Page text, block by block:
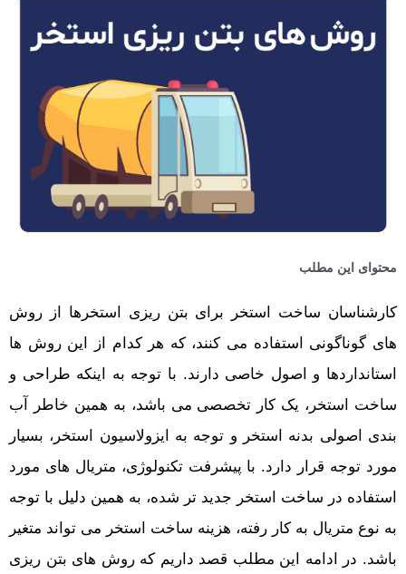
محتوای این مطلب
کارشناسان ساخت استخر برای بتن ریزی استخرها از روش
های گوناگونی استفاده می کنند، که هر کدام از این روش ها
استانداردها و اصول خاصی دارند. با توجه به اینکه طراحی و
ساخت استخر، یک کار تخصصی می باشد، به همین خاطر آب
بندی اصولی بدنه استخر و توجه به ایزولاسیون استخر، بسیار
مورد توجه قرار دارد. با پیشرفت تکنولوژی، متریال های مورد
استفاده در ساخت استخر جدید تر شده، به همین دلیل با توجه
به نوع متریال به کار رفته، هزینه ساخت استخر می تواند متغیر
باشد. در ادامه این مطلب قصد داریم که روش های بتن ریزی